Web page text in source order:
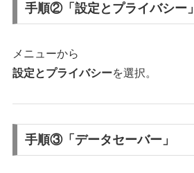
手順②「設定とプライバシー」
メニューから
設定とプライバシーを選択。
手順③「データセーバー」